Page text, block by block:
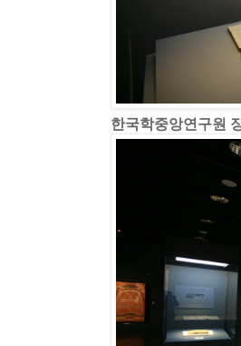
한국학중앙연구원